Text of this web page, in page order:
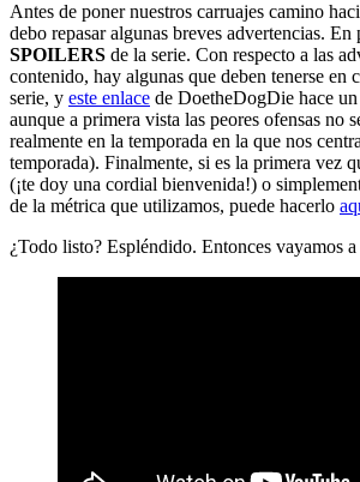
Antes de poner nuestros carruajes camino
debo repasar algunas breves advertencias. En
SPOILERS de la serie. Con respecto a las
contenido, hay algunas que deben tenerse en
serie, y este enlace de DoetheDogDie hace
aunque a primera vista las peores ofensas no
realmente en la temporada en la que nos
temporada). Finalmente, si es la primera vez
(¡te doy una cordial bienvenida!) o
de la métrica que utilizamos, puede hacerlo
¿Todo listo? Espléndido. Entonces vayamos